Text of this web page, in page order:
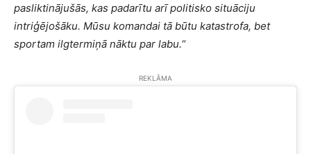
pasliktinājušās, kas padarītu arī politisko situāciju
intriģējošāku. Mūsu komandai tā būtu katastrofa, bet
sportam ilgtermiņā nāktu par labu.“
REKLĀMA